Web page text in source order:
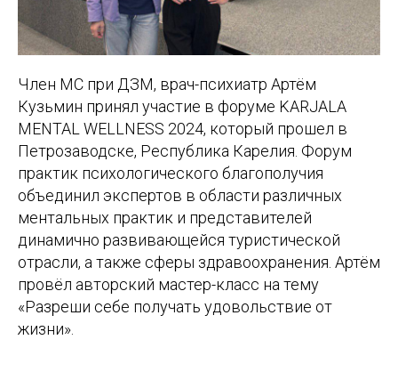
Член МС при ДЗМ, врач-психиатр Артём
Кузьмин принял участие в форуме KARJALA
MENTAL WELLNESS 2024, который прошел в
Петрозаводске, Республика Карелия. Форум
практик психологического благополучия
объединил экспертов в области различных
ментальных практик и представителей
динамично развивающейся туристической
отрасли, а также сферы здравоохранения. Артём
провёл авторский мастер-класс на тему
«Разреши себе получать удовольствие от
жизни».